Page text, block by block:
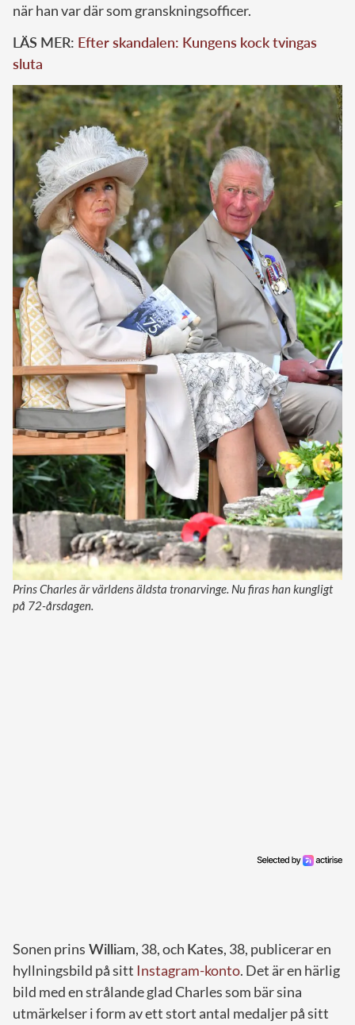
när han var där som granskningsofficer.
LÄS MER: Efter skandalen: Kungens kock tvingas
sluta
Prins Charles är världens äldsta tronarvinge. Nu firas han kungligt
på 72-årsdagen.
Sonen prins William, 38, och Kates, 38, publicerar en
hyllningsbild på sitt Instagram-konto. Det är en härlig
bild med en strålande glad Charles som bär sina
utmärkelser i form av ett stort antal medaljer på sitt